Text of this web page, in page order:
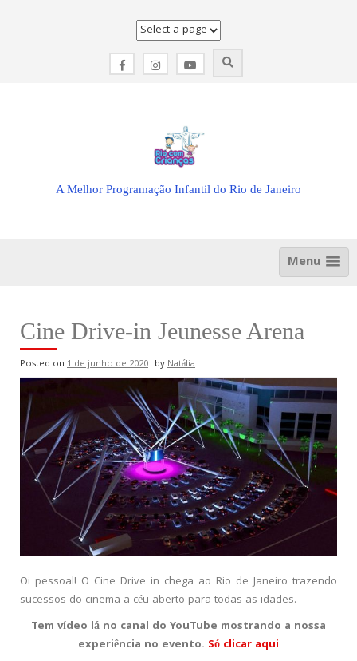
A Melhor Programação Infantil do Rio de Janeiro
Menu
Cine Drive-in Jeunesse Arena
Posted on 1 de junho de 2020 byNatália
Oi pessoal! O Cine Drive in chega ao Rio de Janeiro trazendo
sucessos do cinema a céu aberto para todas as idades.
Tem vídeo lá no canal do YouTube mostrando a nossa
experiência no evento. Só clicar aqui